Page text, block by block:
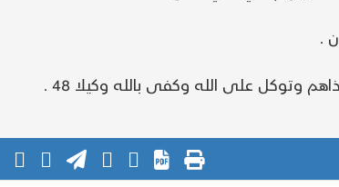
.
وتوكل على الله وكفى بالله وكيلا 48 .